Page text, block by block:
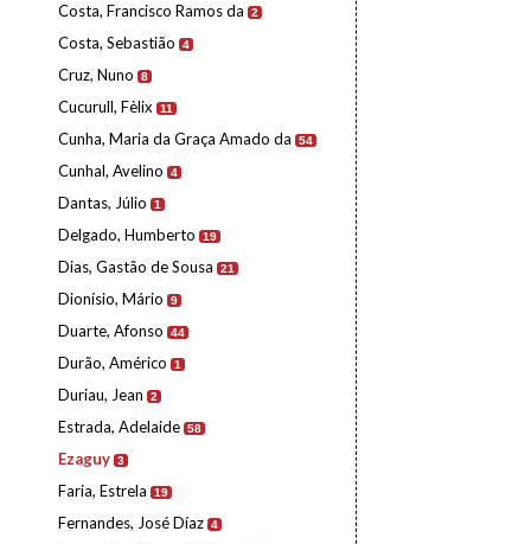
Costa, Francisco Ramos da 2
Costa, Sebastião 4
Cruz, Nuno 8
Cucurull, Fèlix 11
Cunha, Maria da Graça Amado da 54
Cunhal, Avelino 4
Dantas, Júlio 1
Delgado, Humberto 19
Dias, Gastão de Sousa 21
Dionísio, Mário 9
Duarte, Afonso 44
Durão, Américo 1
Duriau, Jean 2
Estrada, Adelaide 58
Ezaguy 3
Faria, Estrela 19
Fernandes, José Díaz 4